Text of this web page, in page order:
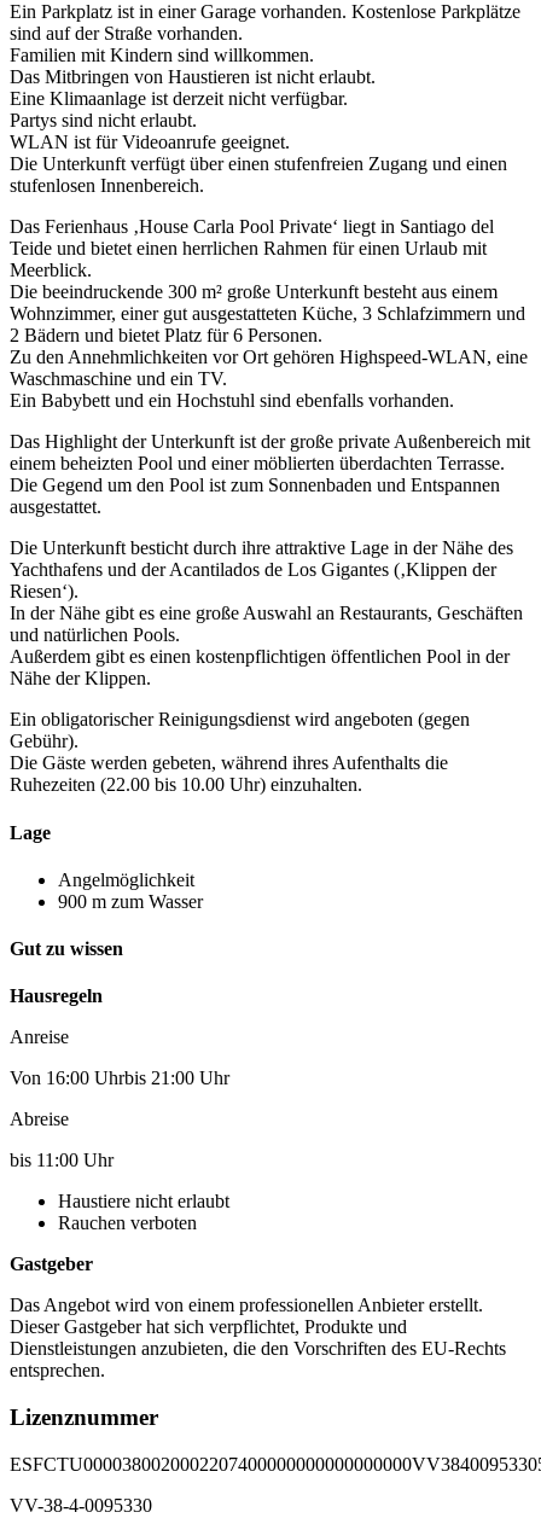
Ein Parkplatz ist in einer Garage vorhanden. Kostenlose Parkplätze
sind auf der Straße vorhanden.
Familien mit Kindern sind willkommen.
Das Mitbringen von Haustieren ist nicht erlaubt.
Eine Klimaanlage ist derzeit nicht verfügbar.
Partys sind nicht erlaubt.
WLAN ist für Videoanrufe geeignet.
Die Unterkunft verfügt über einen stufenfreien Zugang und einen
stufenlosen Innenbereich.
Das Ferienhaus ‚House Carla Pool Private‘ liegt in Santiago del
Teide und bietet einen herrlichen Rahmen für einen Urlaub mit
Meerblick.
Die beeindruckende 300 m² große Unterkunft besteht aus einem
Wohnzimmer, einer gut ausgestatteten Küche, 3 Schlafzimmern und
2 Bädern und bietet Platz für 6 Personen.
Zu den Annehmlichkeiten vor Ort gehören Highspeed-WLAN, eine
Waschmaschine und ein TV.
Ein Babybett und ein Hochstuhl sind ebenfalls vorhanden.
Das Highlight der Unterkunft ist der große private Außenbereich mit
einem beheizten Pool und einer möblierten überdachten Terrasse.
Die Gegend um den Pool ist zum Sonnenbaden und Entspannen
ausgestattet.
Die Unterkunft besticht durch ihre attraktive Lage in der Nähe des
Yachthafens und der Acantilados de Los Gigantes (‚Klippen der
Riesen‘).
In der Nähe gibt es eine große Auswahl an Restaurants, Geschäften
und natürlichen Pools.
Außerdem gibt es einen kostenpflichtigen öffentlichen Pool in der
Nähe der Klippen.
Ein obligatorischer Reinigungsdienst wird angeboten (gegen
Gebühr).
Die Gäste werden gebeten, während ihres Aufenthalts die
Ruhezeiten (22.00 bis 10.00 Uhr) einzuhalten.
Lage
Angelmöglichkeit
900 m zum Wasser
Gut zu wissen
Hausregeln
Anreise
Von 16:00 Uhrbis 21:00 Uhr
Abreise
bis 11:00 Uhr
Haustiere nicht erlaubt
Rauchen verboten
Gastgeber
Das Angebot wird von einem professionellen Anbieter erstellt.
Dieser Gastgeber hat sich verpflichtet, Produkte und
Dienstleistungen anzubieten, die den Vorschriften des EU-Rechts
entsprechen.
Lizenznummer
VV-38-4-0095330